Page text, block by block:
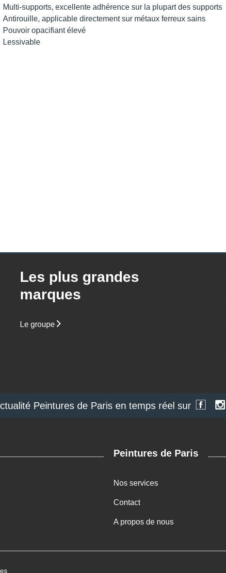
Multi-supports, excellente adhérence sur la plupart des supports
Antirouille, applicable directement sur métaux ferreux sains
Pouvoir opacifiant élevé
Lessivable
Les plus grandes
marques
Le groupe
Peintures de Paris en temps réel sur
Peintures de Paris
Nos services
Contact
A propos de nous